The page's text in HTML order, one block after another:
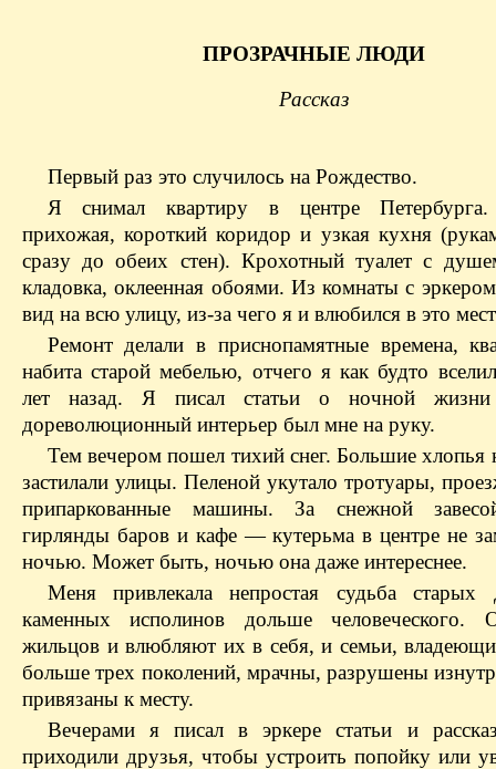
ПРОЗРАЧНЫЕ ЛЮДИ
Рассказ
Первый раз это случилось на Рождество.
Я снимал квартиру в центре Петербурга.
прихожая, короткий коридор и узкая кухня
сразу до обеих стен). Крохотный туалет с
кладовка, оклеенная обоями. Из комнаты с
вид на всю улицу, из-за чего я и влюбился в это
Ремонт делали в приснопамятные времена,
набита старой мебелью, отчего я как будто
лет назад. Я писал статьи о ночной
дореволюционный интерьер был мне на руку.
Тем вечером пошел тихий снег. Большие хлопья
застилали улицы. Пеленой укутало тротуары,
припаркованные машины. За снежной
гирлянды баров и кафе — кутерьма в центре не
ночью. Может быть, ночью она даже интереснее.
Меня привлекала непростая судьба
каменных исполинов дольше человеческого.
жильцов и влюбляют их в себя, и семьи,
больше трех поколений, мрачны, разрушены
привязаны к месту.
Вечерами я писал в эркере статьи и
приходили друзья, чтобы устроить попойку или